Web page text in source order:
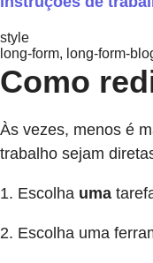
style
long-form, long-form-
Como
Às vezes, menos é
trabalho sejam
1. Escolha uma
2. Escolha uma